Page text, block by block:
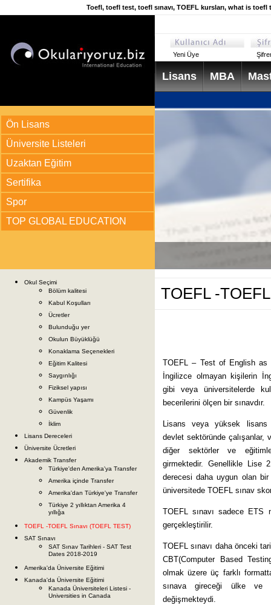
Toefl, toefl test, toefl sınavı, TOEFL kursları, what is
Ön Lisans
Üniversite Listeleri
Uzaktan Eğitim
Sertifika
Spor
TOP GLOBAL EDUCATION
Okul Seçimi
Bölüm kalitesi
Kabul Koşulları
Ücretler
Bulunduğu yer
Okulun Büyüklüğü
Konaklama Seçenekleri
Eğitim Kalitesi
Saygınlığı
Fiziksel yapısı
Kampüs Yaşamı
Güvenlik
İklim
Lisans Dereceleri
Üniversite Ücretleri
Akademik Transfer
Türkiye'den Amerika'ya Transfer
Amerika içinde Transfer
Amerika'dan Türkiye'ye Transfer
Türkiye 2 yıllıktan Amerika 4
yıllığa
TOEFL -TOEFL Sınavı (TOEFL TEST)
SAT Sınavı
SAT Sınav Tarihleri - SAT Test
Dates 2018-2019
Amerika'da Üniversite Eğitimi
Kanada'da Üniversite Eğitimi
Kanada Üniversiteleri Listesi -
Universities in Canada
Yeni Üye
Lisans MBA
TOEFL -
TOEFL – Test of English as
İngilizce olmayan kişilerin
gibi veya üniversitelerde
becerilerini ölçen bir sınavdır.
Lisans veya yüksek lisans
devlet sektöründe çalışanlar,
diğer sektörler ve
girmektedir. Genellikle Lise
derecesi daha uygun olan
üniversitede TOEFL sınav
TOEFL sınavı sadece ETS
gerçekleştirilir.
TOEFL sınavı daha önceki
CBT(Computer Based
olmak üzere üç farklı
sınava gireceği ülke ve
değişmekteydi.